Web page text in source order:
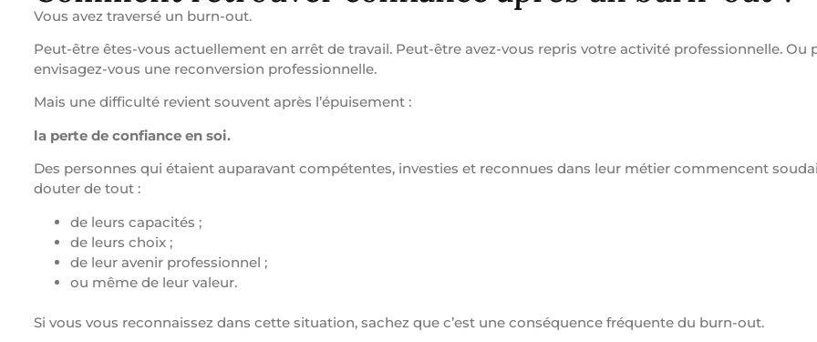
Vous avez traversé un burn-out.
Peut-être êtes-vous actuellement en arrêt de travail. Peut-être avez-vous repris votre activité professionnelle. Ou
envisagez-vous une reconversion professionnelle.
Mais une difficulté revient souvent après l’épuisement :
la perte de confiance en soi.
Des personnes qui étaient auparavant compétentes, investies et reconnues dans leur métier commencent
douter de tout :
de leurs capacités ;
de leurs choix ;
de leur avenir professionnel ;
ou même de leur valeur.
Si vous vous reconnaissez dans cette situation, sachez que c’est une conséquence fréquente du burn-out.